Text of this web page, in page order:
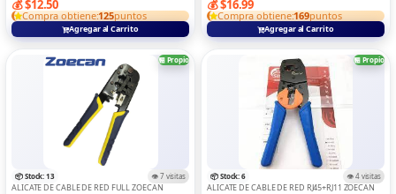
CONTROS
Convertidor Y Adaptadors
DIGITA ELECTRONICAS
ELECTRODOMESTICOS
GAME
💰 $12.50
Compra obtiene:125puntos
Agregar al Carrito
💰 $16.99
Compra obtiene:169puntos
Agregar al Carrito
🏪 Propio
📦 Stock: 13 👁️ 7 visitas
ALICATE DE CABLE DE RED FULL ZOECAN
🏪 Propio
📦 Stock: 6 👁️ 4 visitas
ALICATE DE CABLE DE RED RJ45+RJ11 ZOECAN